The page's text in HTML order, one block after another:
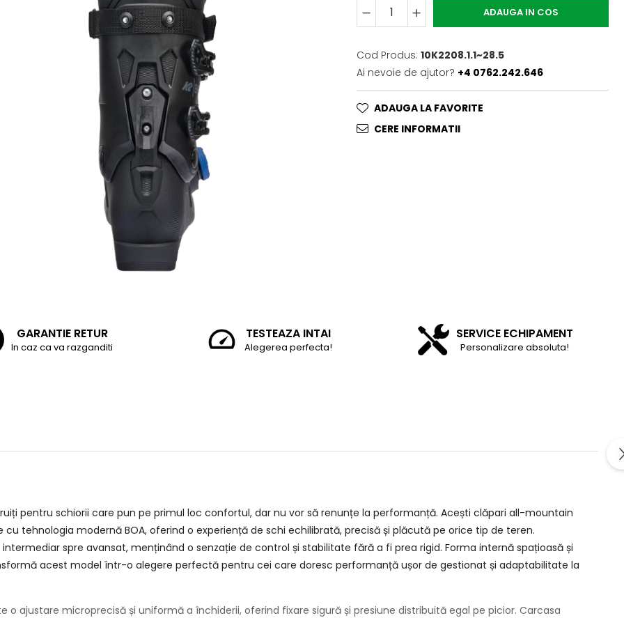
ADAUGA IN COS
Cod Produs: 10K2208.1.1~28.5
Ai nevoie de ajutor? +4 0762.242.646
ADAUGA LA FAVORITE
CERE INFORMATII
GARANTIE RETUR
In caz ca va razganditi
TESTEAZA INTAI
Alegerea perfecta!
SERVICE ECHIPAMENT
Personalizare absoluta!
pentru schiorii care pun pe primul loc confortul, dar nu vor să renunțe la performanță. Acești clăpari all-mountain
tehnologia modernă BOA, oferind o experiență de schi echilibrată, precisă și plăcută pe orice tip de teren.
spre avansat, menținând o senzație de control și stabilitate fără a fi prea rigid. Forma internă spațioasă și
acest model într-o alegere perfectă pentru cei care doresc performanță ușor de gestionat și adaptabilitate la
o ajustare microprecisă și uniformă a închiderii, oferind fixare sigură și presiune distribuită egal pe picior. Carcasa